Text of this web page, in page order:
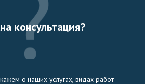
консультация?
о наших услугах, видах работ